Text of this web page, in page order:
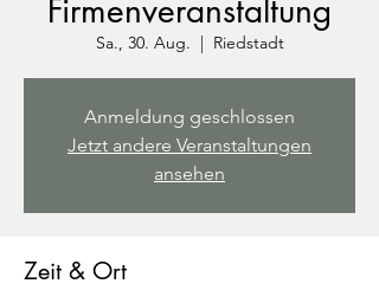
Firmenveranstaltung
Sa., 30. Aug.
  |
Riedstadt
Anmeldung geschlossen
Jetzt andere Veranstaltungen
ansehen
Zeit & Ort